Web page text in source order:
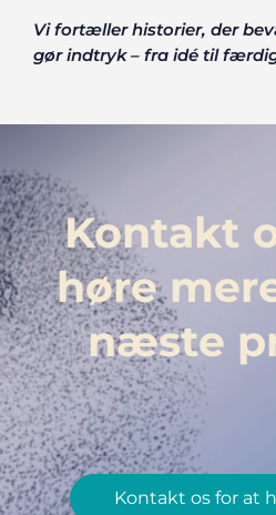
Vi fortæller historier, der
gør indtryk – fra idé til
Kontakt
høre
næste
Kontakt os for at